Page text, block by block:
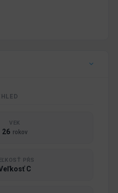
VEK
26 rokov
PŔS
C